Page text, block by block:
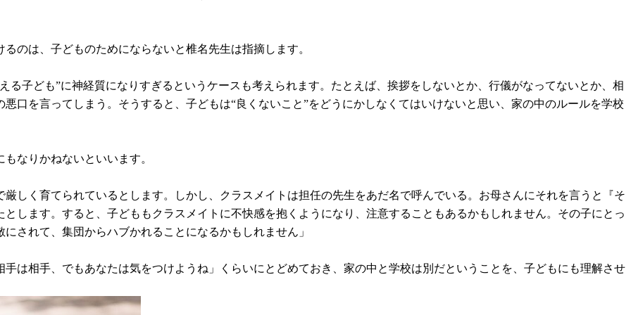
のは、子どものためにならないと椎名先生は指摘します。
る子ども”に神経質になりすぎるというケースも考えられます。たとえば、挨拶をしないとか、行儀がなってないとか、相
口を言ってしまう。そうすると、子どもは“良くないこと”をどうにかしなくてはいけないと思い、家の中のルールを学校
なりかねないといいます。
しく育てられているとします。しかし、クラスメイトは担任の先生をあだ名で呼んでいる。お母さんにそれを言うと『そ
します。すると、子どももクラスメイトに不快感を抱くようになり、注意することもあるかもしれません。その子にとっ
されて、集団からハブかれることになるかもしれません」
は相手、でもあなたは気をつけようね」くらいにとどめておき、家の中と学校は別だということを、子どもにも理解させ